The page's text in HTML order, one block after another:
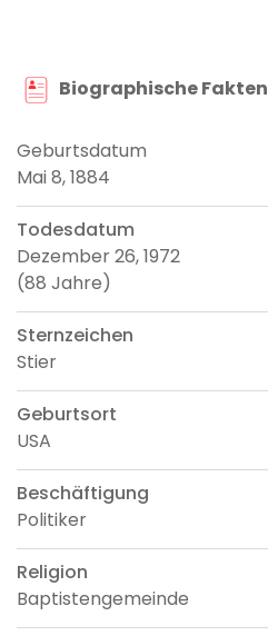
Biographische Fakten
Geburtsdatum
Mai 8, 1884
Todesdatum
Dezember 26, 1972
(88 Jahre)
Sternzeichen
Stier
Geburtsort
USA
Beschäftigung
Politiker
Religion
Baptistengemeinde